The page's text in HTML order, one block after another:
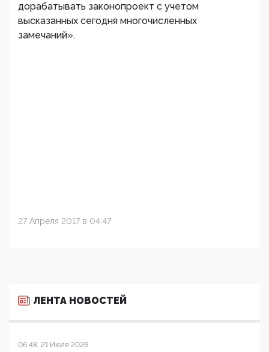
дорабатывать законопроект с учетом
высказанных сегодня многочисленных
замечаний».
27 Апреля 2017 в 04:47
ЛЕНТА НОВОСТЕЙ
06:48, 21 Июля 2026